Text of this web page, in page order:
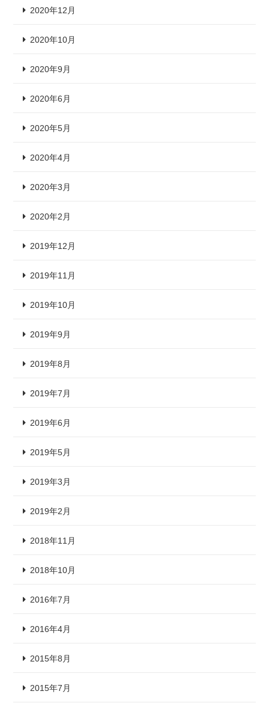
2020年12月
2020年10月
2020年9月
2020年6月
2020年5月
2020年4月
2020年3月
2020年2月
2019年12月
2019年11月
2019年10月
2019年9月
2019年8月
2019年7月
2019年6月
2019年5月
2019年3月
2019年2月
2018年11月
2018年10月
2016年7月
2016年4月
2015年8月
2015年7月